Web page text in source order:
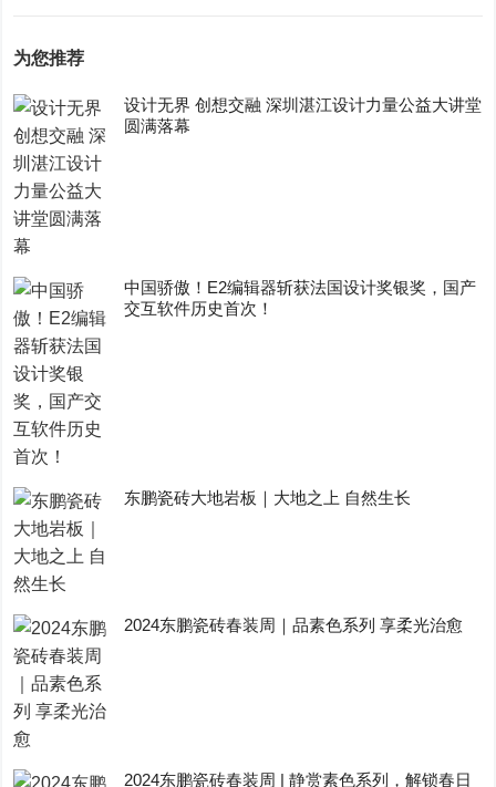
为您推荐
设计无界 创想交融 深圳湛江设计力量公益大讲堂
圆满落幕
中国骄傲！E2编辑器斩获法国设计奖银奖，国产
交互软件历史首次！
东鹏瓷砖大地岩板｜大地之上 自然生长
2024东鹏瓷砖春装周｜品素色系列 享柔光治愈
2024东鹏瓷砖春装周 | 静赏素色系列，解锁春日